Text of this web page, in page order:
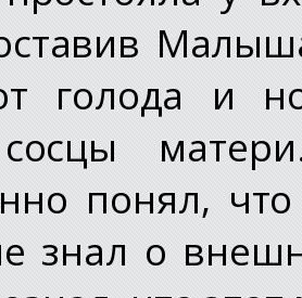
голода и
сосцы
понял,
знал о